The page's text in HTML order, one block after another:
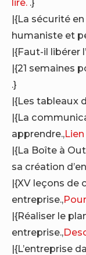
|{La sécurité
humaniste et
|{Faut-il libérer
|{21 semaines
.}
|{Les tableaux
|{La
apprendre.,
|{La Boîte à
sa création
|{XV leçons de
entreprise.,
|{Réaliser le
entreprise.,
|{L’entreprise